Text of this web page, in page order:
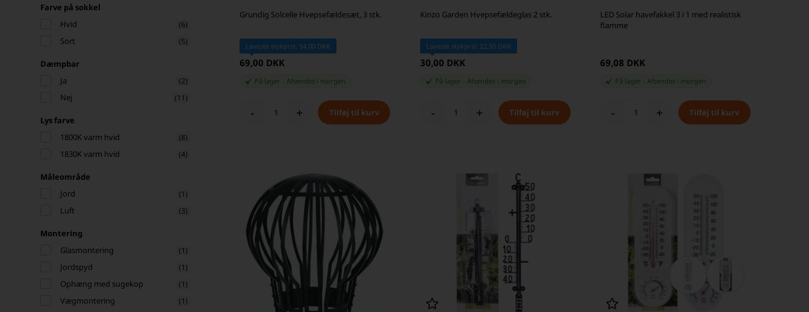
Farve på sokkel
Hvid
(6)
Sort (5)
Dæmpbar
Ja
(2)
Nej (11)
Lys farve
1800K varm hvid
(8)
1830K varm hvid (4)
Måleområde
Jord
(1)
Luft (3)
Montering
Glasmontering
(1)
Jordspyd (1)
Ophæng med sugekop (1)
Vægmontering (1)
Grundig Solcelle Hvepsefældesæt, 3 stk.
Laveste stykpris: 54,00 DKK
69,00 DKK
På lager -Afsendes i morgen
- +
Kinzo Garden Hvepsefældeglas 2 stk.
Laveste stykpris: 22,50 DKK
30,00 DKK
På lager Afsendes i morgen
- +
LED Solar havefakkel 3 i 1 med realistisk
flamme
69,08 DKK
På lager Afsendes i morgen
- +